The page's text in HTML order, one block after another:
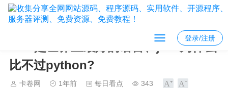
登录/注册
PHP是世界上最好的语言、java为什么
比不过python?
卡卷网 1年前 每日看点 343